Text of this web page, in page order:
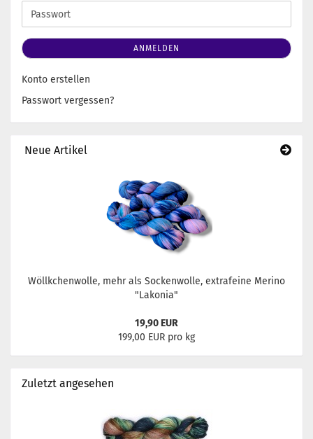
Adresse
Passwort
ANMELDEN
Konto erstellen
Passwort vergessen?
Neue Artikel
Wöllkchenwolle, mehr als Sockenwolle, extrafeine Merino
"Lakonia"
19,90 EUR
199,00 EUR pro kg
Zuletzt angesehen